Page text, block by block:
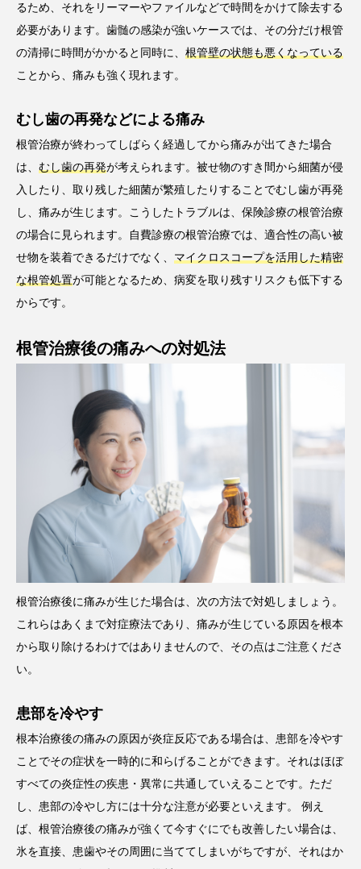
るため、それをリーマーやファイルなどで時間をかけて除去する
必要があります。歯髄の感染が強いケースでは、その分だけ根管
の清掃に時間がかかると同時に、 根管壁の状態も悪くなっている
ことから、痛みも強く現れます。
むし歯の再発などによる痛み
根管治療が終わってしばらく経過してから痛みが出てきた場合
は、 むし歯の再発が考えられます。被せ物のすき間から細菌が侵
入したり、取り残した細菌が繁殖したりすることでむし歯が再発
し、痛みが生じます。こうしたトラブルは、保険診療の根管治療
の場合に見られます。自費診療の根管治療では、適合性の高い被
せ物を装着できるだけでなく、 マイクロスコープを活用した精密
な根管処置が可能となるため、病変を取り残すリスクも低下する
からです。
根管治療後の痛みへの対処法
根管治療後に痛みが生じた場合は、次の方法で対処しましょう。
これらはあくまで対症療法であり、痛みが生じている原因を根本
から取り除けるわけではありませんので、その点はご注意くださ
い。
患部を冷やす
根本治療後の痛みの原因が炎症反応である場合は、患部を冷やす
ことでその症状を一時的に和らげることができます。それはほぼ
すべての炎症性の疾患・異常に共通していえることです。ただ
し、患部の冷やし方には十分な注意が必要といえます。 例え
ば、根管治療後の痛みが強くて今すぐにでも改善したい場合は、
氷を直接、患歯やその周囲に当ててしまいがちですが、それはか